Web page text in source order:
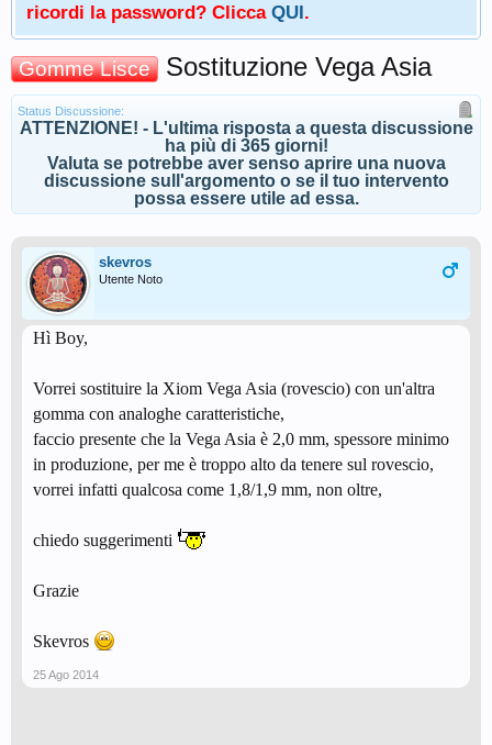
ricordi la password? Clicca QUI.
Gomme Lisce Sostituzione Vega Asia
Status Discussione:
ATTENZIONE! - L'ultima risposta a questa discussione
ha più di 365 giorni!
Valuta se potrebbe aver senso aprire una nuova
discussione sull'argomento o se il tuo intervento
possa essere utile ad essa.
skevros
Utente Noto
Hì Boy,
Vorrei sostituire la Xiom Vega Asia (rovescio) con un'altra
gomma con analoghe caratteristiche,
faccio presente che la Vega Asia è 2,0 mm, spessore minimo
in produzione, per me è troppo alto da tenere sul rovescio,
vorrei infatti qualcosa come 1,8/1,9 mm, non oltre,
chiedo suggerimenti
Grazie
Skevros
25 Ago 2014